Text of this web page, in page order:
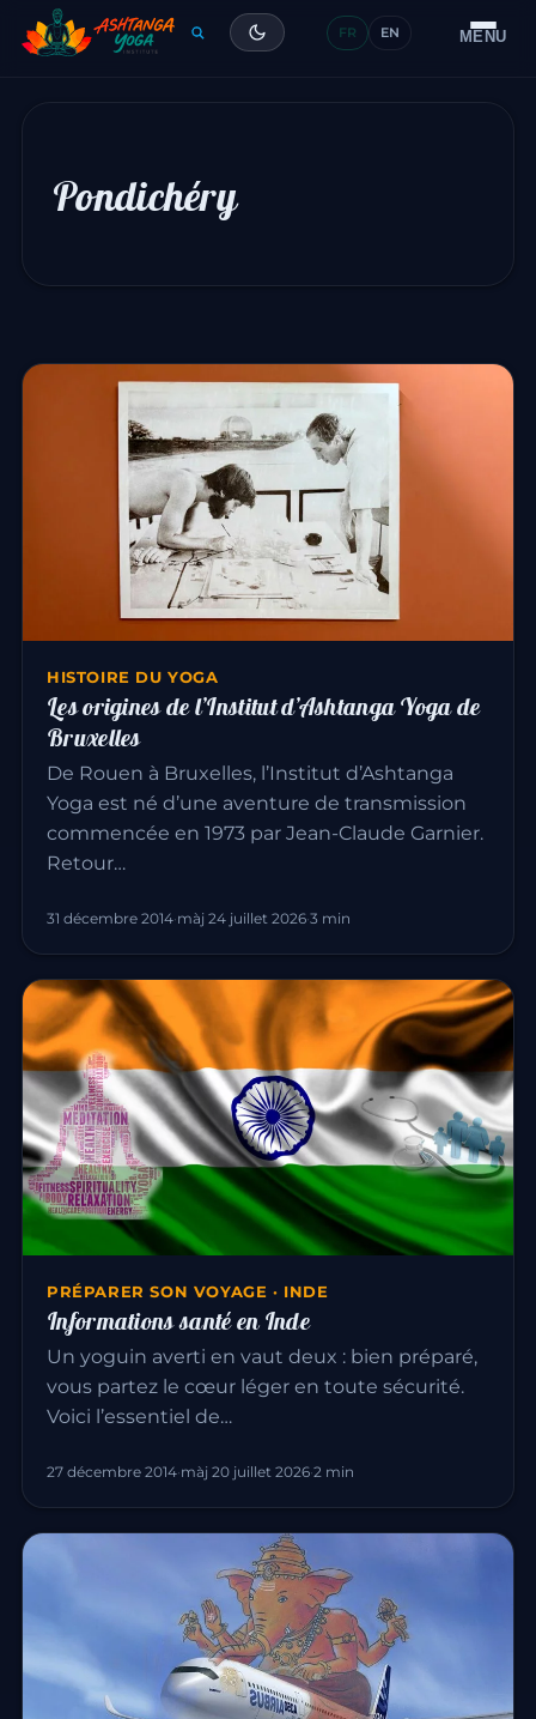
MENU
Formation FR EN
Pondichéry
HISTOIRE DU YOGA
Les origines de l’Institut d’Ashtanga Yoga de
Bruxelles
De Rouen à Bruxelles, l’Institut d’Ashtanga
Yoga est né d’une aventure de transmission
commencée en 1973 par Jean-Claude Garnier.
Retour…
31 décembre 2014·màj 24 juillet 2026·3 min
PRÉPARER SON VOYAGE · INDE
Informations santé en Inde
Un yoguin averti en vaut deux : bien préparé,
vous partez le cœur léger en toute sécurité.
Voici l’essentiel de…
27 décembre 2014·màj 20 juillet 2026·2 min